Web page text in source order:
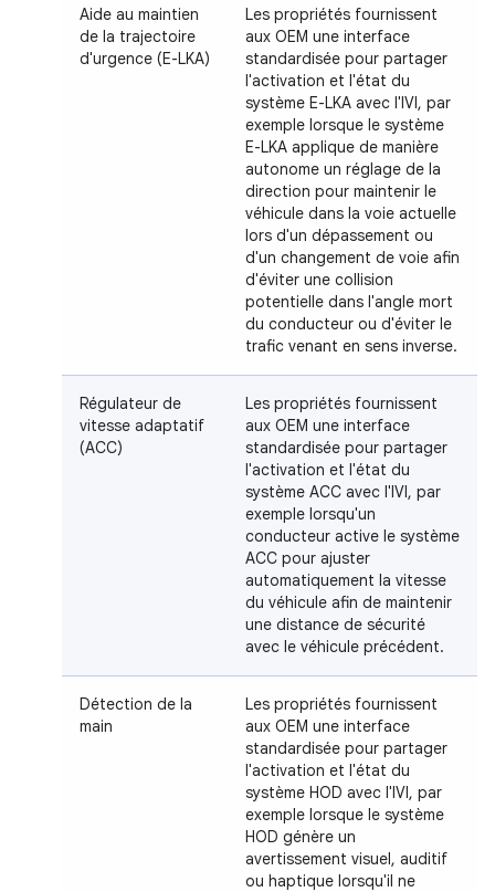
Aide au maintien
de la trajectoire
d'urgence (E-LKA)
Les propriétés fournissent
aux OEM une interface
standardisée pour partager
l'activation et l'état du
système E-LKA avec l'IVI, par
exemple lorsque le système
E-LKA applique de manière
autonome un réglage de la
direction pour maintenir le
véhicule dans la voie actuelle
lors d'un dépassement ou
d'un changement de voie afin
d'éviter une collision
potentielle dans l'angle mort
du conducteur ou d'éviter le
trafic venant en sens inverse.
Régulateur de
vitesse adaptatif
(ACC)
Les propriétés fournissent
aux OEM une interface
standardisée pour partager
l'activation et l'état du
système ACC avec l'IVI, par
exemple lorsqu'un
conducteur active le système
ACC pour ajuster
automatiquement la vitesse
du véhicule afin de maintenir
une distance de sécurité
avec le véhicule précédent.
Détection de la
main
Les propriétés fournissent
aux OEM une interface
standardisée pour partager
l'activation et l'état du
système HOD avec l'IVI, par
exemple lorsque le système
HOD génère un
avertissement visuel, auditif
ou haptique lorsqu'il ne